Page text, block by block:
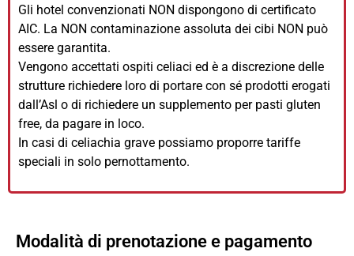
Gli hotel convenzionati NON dispongono di certificato
AIC. La NON contaminazione assoluta dei cibi NON può
essere garantita.
Vengono accettati ospiti celiaci ed è a discrezione delle
strutture richiedere loro di portare con sé prodotti erogati
dall’Asl o di richiedere un supplemento per pasti gluten
free, da pagare in loco.
In casi di celiachia grave possiamo proporre tariffe
speciali in solo pernottamento.
Modalità di prenotazione e pagamento